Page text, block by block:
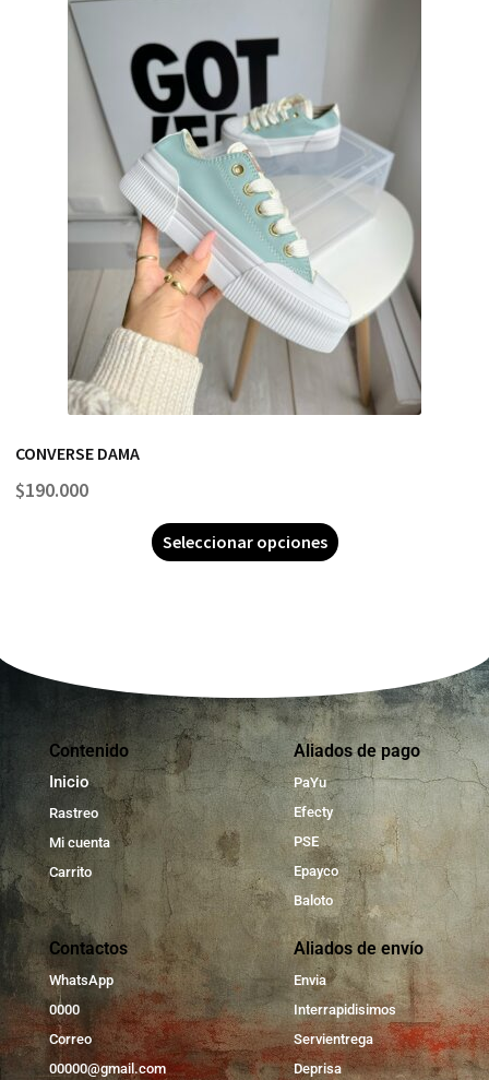
CONVERSE DAMA
$190.000
Seleccionar opciones
Contenido
Inicio
Rastreo
Mi cuenta
Carrito
Aliados de pago
PaYu
Efecty
PSE
Epayco
Baloto
Contactos
WhatsApp
0000
Correo
00000@gmail.com
Aliados de envío
Envia
Interrapidisimos
Servientrega
Deprisa